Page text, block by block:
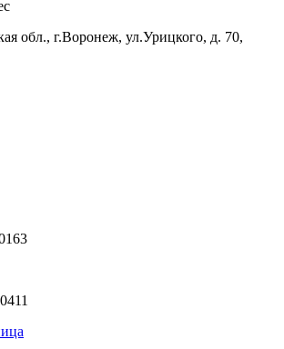
обл., г.Воронеж, ул.Урицкого, д. 70,